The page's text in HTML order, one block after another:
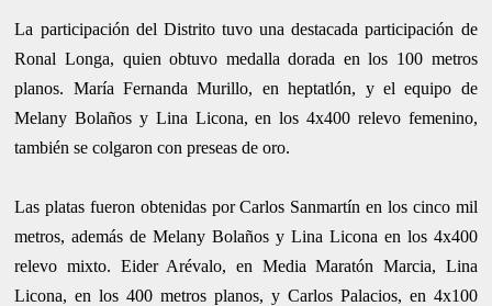
La participación del Distrito tuvo una destacada participación de
Ronal Longa, quien obtuvo medalla dorada en los 100 metros
planos. María Fernanda Murillo, en heptatlón, y el equipo de
Melany Bolaños y Lina Licona, en los 4x400 relevo femenino,
también se colgaron con preseas de oro.
Las platas fueron obtenidas por Carlos Sanmartín en los cinco mil
metros, además de Melany Bolaños y Lina Licona en los 4x400
relevo mixto. Eider Arévalo, en Media Maratón Marcia, Lina
Licona, en los 400 metros planos, y Carlos Palacios, en 4x100